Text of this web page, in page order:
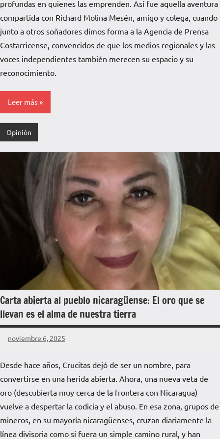
Pampa
profundas en quienes las emprenden. Así fue aquella aventura
compartida con Richard Molina Mesén, amigo y colega, cuando
junto a otros soñadores dimos forma a la Agencia de Prensa
Costarricense, convencidos de que los medios regionales y las
voces independientes también merecen su espacio y su
reconocimiento.
Leer más
Opinión
Carta abierta al pueblo nicaragüense: El oro que se
llevan es el alma de nuestra tierra
noviembre 6, 2025
La
de
La
Pampa
Desde hace años, Crucitas dejó de ser un nombre, para
convertirse en una herida abierta. Ahora, una nueva veta de
oro (descubierta muy cerca de la frontera con Nicaragua)
vuelve a despertar la codicia y el abuso. En esa zona, grupos de
mineros, en su mayoría nicaragüenses, cruzan diariamente la
línea divisoria como si fuera un simple camino rural, y han